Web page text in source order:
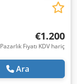
€1.200
Pazarlık Fiyatı KDV hariç
Ara